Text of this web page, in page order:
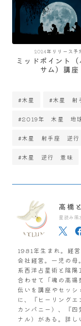
2024年リリース予
ミッドポイント（
サム）講座
#木星 #木星 射
#2019年 木星 地
#木星 射手座 逆行
#木星 逆行 意味
高橋
星読み風
1981年生まれ。経
会社経営。一児の
系西洋占星術と陰
合わせて「魂の高
伝いを講座やセッ
に、『ヒーリング
カンパニー）、『
ナル）がある。詳し